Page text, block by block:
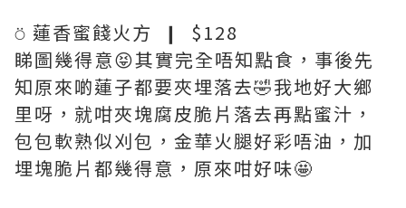
⍥ 蓮香蜜餞火方 ❙ $128
睇圖幾得意😝其實完全唔知點食，事後先
知原來啲蓮子都要夾埋落去🤣我地好大鄉
里呀，就咁夾塊腐皮脆片落去再點蜜汁，
包包軟熟似刈包，金華火腿好彩唔油，加
埋塊脆片都幾得意，原來咁好味🤩